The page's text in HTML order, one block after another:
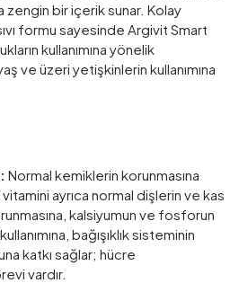
zengin bir içerik sunar. Kolay
formu sayesinde Argivit Smart
kullanımına yönelik
ve üzeri yetişkinlerin kullanımına
Normal kemiklerin korunmasına
ayrıca normal dişlerin ve kas
kalsiyumun ve fosforun
bağışıklık sisteminin
katkı sağlar; hücre
vardır.